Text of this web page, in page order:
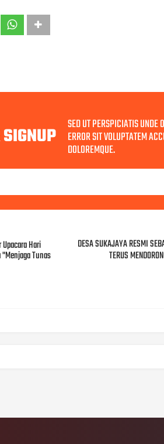
SED UT PERSPICIATIS UNDE
ERROR SIT VOLUPTATEM
DOLOREMQUE.
Hari
Tunas
DESA SUKAJAYA RESMI
TERUS